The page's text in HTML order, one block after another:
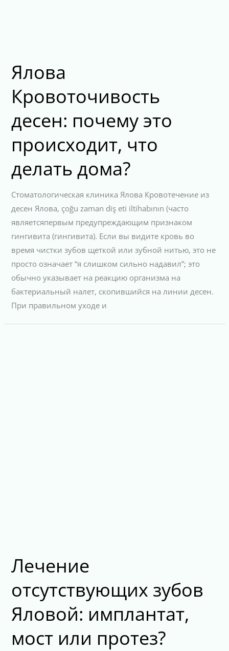
Ялова
Кровоточивость
десен: почему это
происходит, что
делать дома?
Стоматологическая клиника Ялова Кровотечение из
десен Ялова, çoğu zaman diş eti iltihabının (часто
являетсяпервым предупреждающим признаком
гингивита (гингивита). Если вы видите кровь во
время чистки зубов щеткой или зубной нитью, это не
просто означает “я слишком сильно надавил”; это
обычно указывает на реакцию организма на
бактериальный налет, скопившийся на линии десен.
При правильном уходе и
Лечение
отсутствующих зубов
Яловой: имплантат,
мост или протез?